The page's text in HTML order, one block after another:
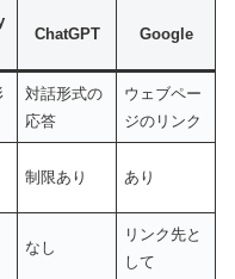
ChatGPT Google
対話形式の
応答
ウェブペー
ジのリンク
制限あり あり
なし
リンク先と
して